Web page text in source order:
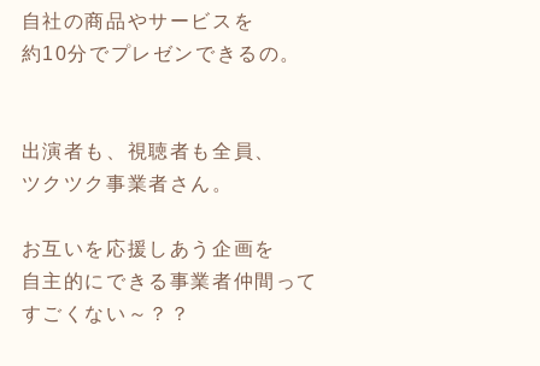
自社の商品やサービスを
約10分でプレゼンできるの。
出演者も、視聴者も全員、
ツクツク事業者さん。
お互いを応援しあう企画を
自主的にできる事業者仲間って
すごくない～？？